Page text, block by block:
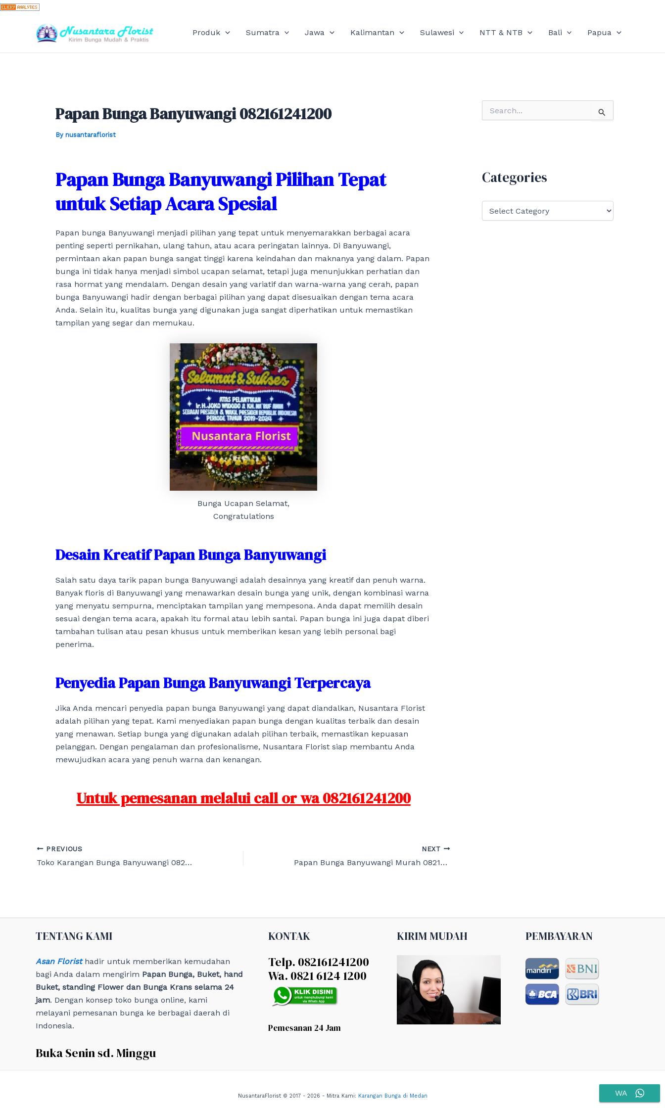
Skip
content
Produk Sumatra Jawa Kalimantan Sulawesi NTT & NTB Bali Papua
Papan Bunga Banyuwangi 082161241200
By nusantaraflorist
Papan Bunga Banyuwangi Pilihan Tepat
untuk Setiap Acara Spesial
Papan bunga Banyuwangi menjadi pilihan yang tepat untuk menyemarakkan berbagai acara
penting seperti pernikahan, ulang tahun, atau acara peringatan lainnya. Di Banyuwangi,
permintaan akan papan bunga sangat tinggi karena keindahan dan maknanya yang dalam. Papan
bunga ini tidak hanya menjadi simbol ucapan selamat, tetapi juga menunjukkan perhatian dan
rasa hormat yang mendalam. Dengan desain yang variatif dan warna-warna yang cerah, papan
bunga Banyuwangi hadir dengan berbagai pilihan yang dapat disesuaikan dengan tema acara
Anda. Selain itu, kualitas bunga yang digunakan juga sangat diperhatikan untuk memastikan
tampilan yang segar dan memukau.
Bunga Ucapan Selamat,
Congratulations
Desain Kreatif Papan Bunga Banyuwangi
Salah satu daya tarik papan bunga Banyuwangi adalah desainnya yang kreatif dan penuh warna.
Banyak floris di Banyuwangi yang menawarkan desain bunga yang unik, dengan kombinasi warna
yang menyatu sempurna, menciptakan tampilan yang mempesona. Anda dapat memilih desain
sesuai dengan tema acara, apakah itu formal atau lebih santai. Papan bunga ini juga dapat diberi
tambahan tulisan atau pesan khusus untuk memberikan kesan yang lebih personal bagi
penerima.
Penyedia Papan Bunga Banyuwangi Terpercaya
Jika Anda mencari penyedia papan bunga Banyuwangi yang dapat diandalkan, Nusantara Florist
adalah pilihan yang tepat. Kami menyediakan papan bunga dengan kualitas terbaik dan desain
yang menawan. Setiap bunga yang digunakan adalah pilihan terbaik, memastikan kepuasan
pelanggan. Dengan pengalaman dan profesionalisme, Nusantara Florist siap membantu Anda
mewujudkan acara yang penuh warna dan kenangan.
Untuk pemesanan melalui call or wa 082161241200
Post
navigation
PREVIOUS
Toko Karangan Bunga Banyuwangi 082161241200
NEXT
Papan Bunga Banyuwangi Murah 082161241200
o
Categories
TENTANG KAMI
Asan Floristhadir untuk memberikan kemudahan
bagi Anda dalam mengirim Papan Bunga, Buket, hand
Buket, standing Flower dan Bunga Krans selama 24
jam. Dengan konsep toko bunga online, kami
melayani pemesanan bunga ke berbagai daerah di
Indonesia.
Buka Senin sd. Minggu
KONTAK
Telp. 082161241200
Wa. 0821 6124 1200
Pemesanan 24 Jam
KIRIM MUDAH PEMBAYARAN
NusantaraFlorist © 2017 - 2026 - Mitra Kami: Karangan Bunga di Medan WA